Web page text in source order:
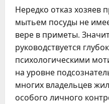
Нередко отказ хозяев
мытьем посуды не
вере в приметы.
руководствуется
психологическими
на уровне
многих владельцев
особого личного